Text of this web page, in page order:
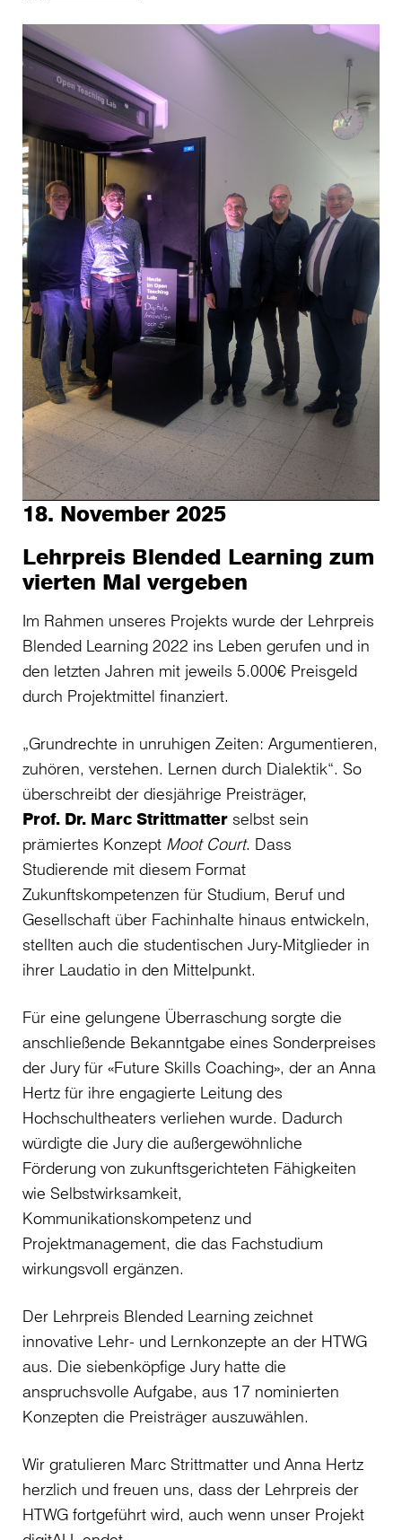
18. November 2025
Lehrpreis Blended Learning zum
vierten Mal vergeben
Im Rahmen unseres Projekts wurde der Lehrpreis
Blended Learning 2022 ins Leben gerufen und in
den letzten Jahren mit jeweils 5.000€ Preisgeld
durch Projektmittel finanziert.
„Grundrechte in unruhigen Zeiten: Argumentieren,
zuhören, verstehen. Lernen durch Dialektik“. So
überschreibt der diesjährige Preisträger,
Prof. Dr. Marc Strittmatter selbst sein
prämiertes Konzept Moot Court. Dass
Studierende mit diesem Format
Zukunftskompetenzen für Studium, Beruf und
Gesellschaft über Fachinhalte hinaus entwickeln,
stellten auch die studentischen Jury-Mitglieder in
ihrer Laudatio in den Mittelpunkt.
Für eine gelungene Überraschung sorgte die
anschließende Bekanntgabe eines Sonderpreises
der Jury für «Future Skills Coaching», der an Anna
Hertz für ihre engagierte Leitung des
Hochschultheaters verliehen wurde. Dadurch
würdigte die Jury die außergewöhnliche
Förderung von zukunftsgerichteten Fähigkeiten
wie Selbstwirksamkeit,
Kommunikationskompetenz und
Projektmanagement, die das Fachstudium
wirkungsvoll ergänzen.
Der Lehrpreis Blended Learning zeichnet
innovative Lehr- und Lernkonzepte an der HTWG
aus. Die siebenköpfige Jury hatte die
anspruchsvolle Aufgabe, aus 17 nominierten
Konzepten die Preisträger auszuwählen.
Wir gratulieren Marc Strittmatter und Anna Hertz
herzlich und freuen uns, dass der Lehrpreis der
HTWG fortgeführt wird, auch wenn unser Projekt